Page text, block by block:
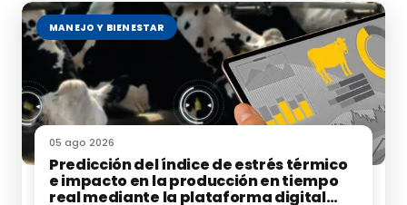
MANEJO Y BIENESTAR
05 ago 2026
Predicción del índice de estrés térmico
e impacto en la producción en tiempo
real mediante la plataforma digital